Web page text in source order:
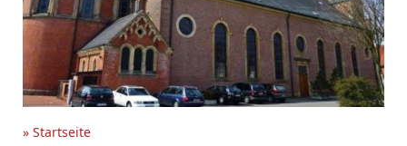
» Startseite